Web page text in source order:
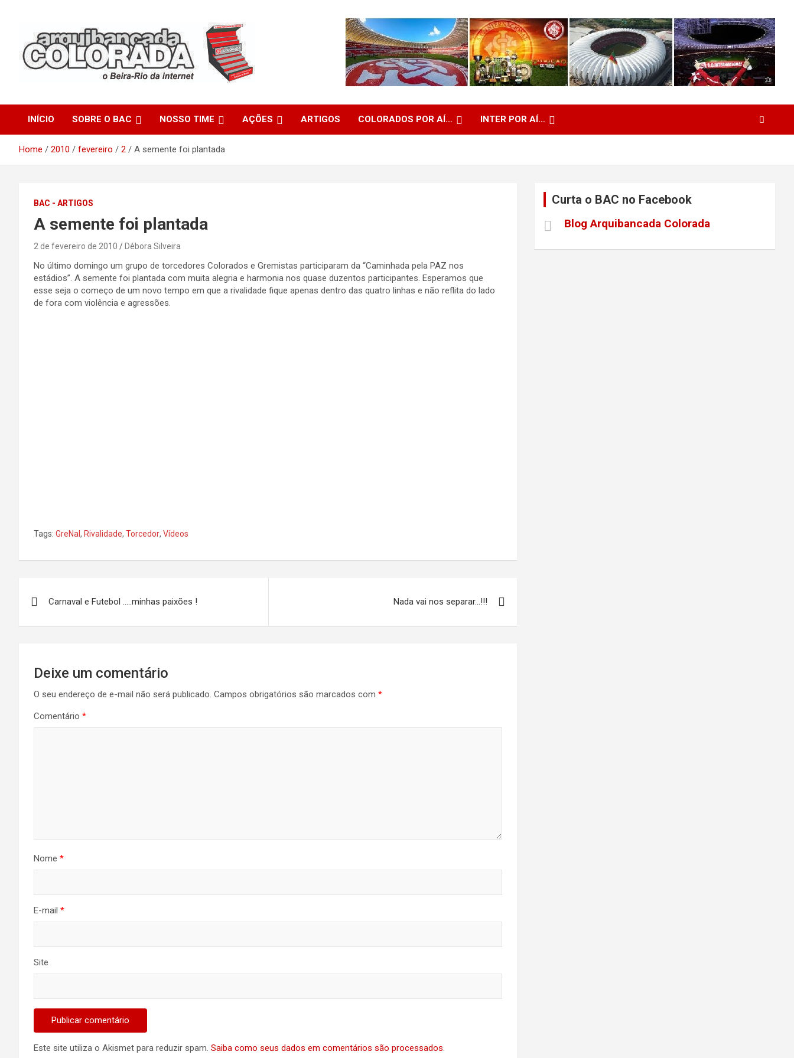
Arquibancada Colorada
INÍCIO SOBRE O BAC NOSSO TIME AÇÕES ARTIGOS COLORADOS POR AÍ… INTER POR AÍ…
Home 2010 fevereiro 2 A semente foi plantada
BAC - ARTIGOS
A semente foi plantada
2 de fevereiro de 2010 Débora Silveira
No último domingo um grupo de torcedores Colorados e Gremistas participaram da “Caminhada pela PAZ nos
estádios”. A semente foi plantada com muita alegria e harmonia nos quase duzentos participantes. Esperamos que
esse seja o começo de um novo tempo em que a rivalidade fique apenas dentro das quatro linhas e não reflita do lado
de fora com violência e agressões.
Tags: GreNal , Rivalidade, Torcedor, Vídeos
de
Carnaval e Futebol …..minhas paixões ! Nada vai nos separar…!!!
Deixe um comentário
O seu endereço de e-mail não será publicado. Campos obrigatórios são marcados com *
Comentário *
Nome *
E-mail *
Site
Este site utiliza o Akismet para reduzir spam. Saiba como seus dados em comentários são processados.
Curta o BAC no Facebook
Blog Arquibancada Colorada